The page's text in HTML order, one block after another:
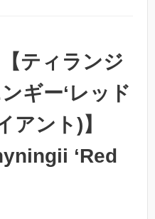
ティランジ
ギー‘レッド
アント)】
‘Red